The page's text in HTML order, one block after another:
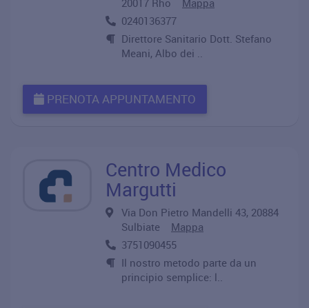
20017 Rho Mappa
0240136377
Direttore Sanitario Dott. Stefano
Meani, Albo dei ..
PRENOTA APPUNTAMENTO
Centro Medico
Margutti
Via Don Pietro Mandelli 43, 20884
Sulbiate Mappa
3751090455
Il nostro metodo parte da un
principio semplice: l..